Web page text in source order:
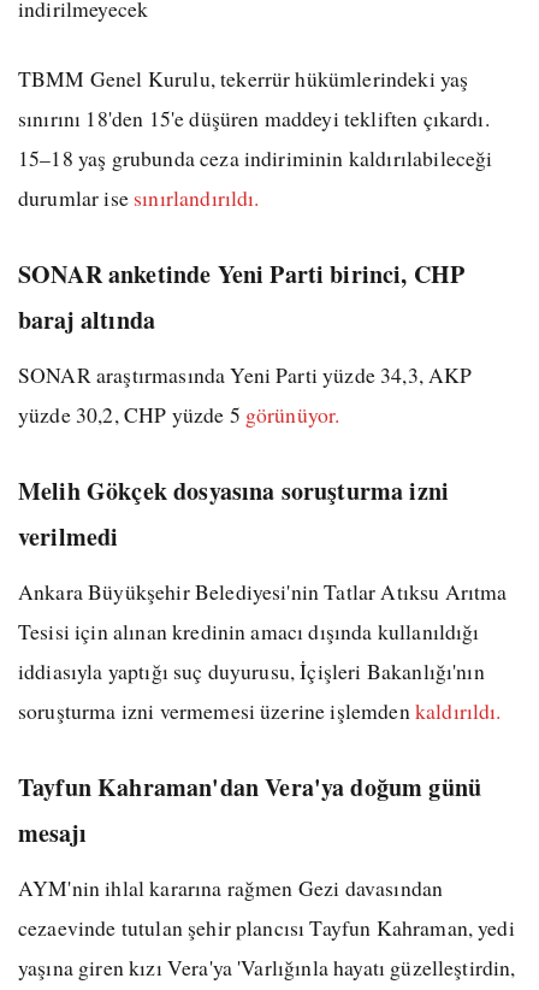
indirilmeyecek
TBMM Genel Kurulu, tekerrür hükümlerindeki yaş
sınırını 18'den 15'e düşüren maddeyi tekliften çıkardı.
15–18 yaş grubunda ceza indiriminin kaldırılabileceği
durumlar ise sınırlandırıldı.
SONAR anketinde Yeni Parti birinci, CHP
baraj altında
SONAR araştırmasında Yeni Parti yüzde 34,3, AKP
yüzde 30,2, CHP yüzde 5 görünüyor.
Melih Gökçek dosyasına soruşturma izni
verilmedi
Ankara Büyükşehir Belediyesi'nin Tatlar Atıksu Arıtma
Tesisi için alınan kredinin amacı dışında kullanıldığı
iddiasıyla yaptığı suç duyurusu, İçişleri Bakanlığı'nın
soruşturma izni vermemesi üzerine işlemdenkaldırıldı.
Tayfun Kahraman'dan Vera'ya doğum günü
mesajı
AYM'nin ihlal kararına rağmen Gezi davasından
cezaevinde tutulan şehir plancısı Tayfun Kahraman, yedi
yaşına giren kızı Vera'ya 'Varlığınla hayatı güzelleştirdin,